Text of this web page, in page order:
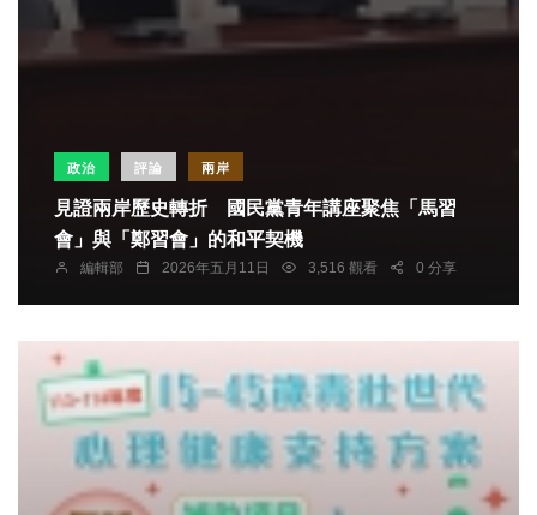
政治 評論 兩岸
見證兩岸歷史轉折 國民黨青年講座聚焦「馬習
會」與「鄭習會」的和平契機
編輯部 2026年五月11日 3,516 觀看 0 分享